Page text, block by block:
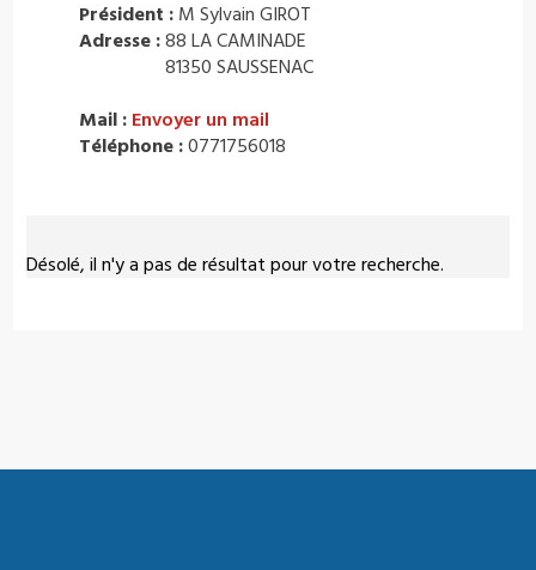
Désolé, il n'y a pas de résultat pour votre recherche.
Président : M Sylvain GIROT
Adresse :88 LA CAMINADE
81350 SAUSSENAC
Mail : Envoyer un mail
Téléphone :0771756018